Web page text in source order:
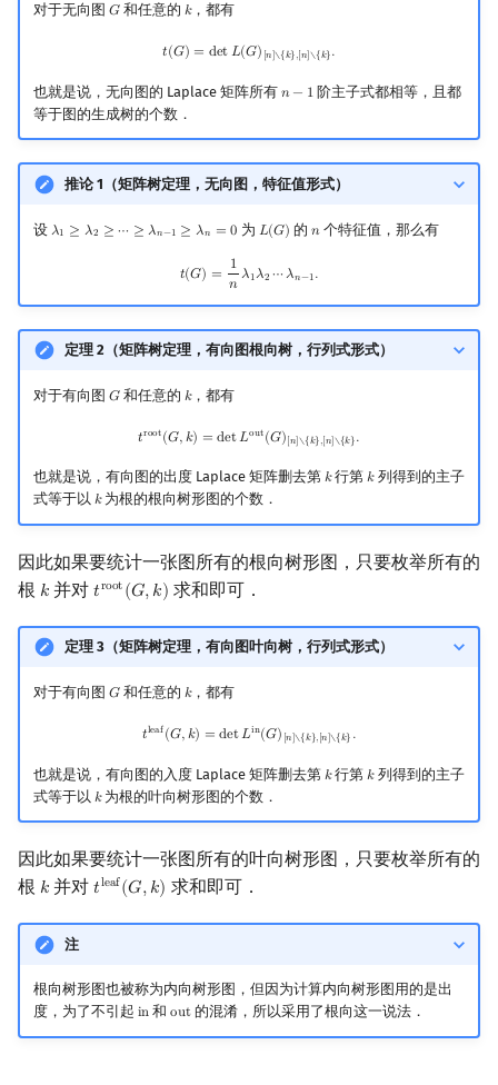
对于无向图 𝐺
G和任意的 𝑘
k，都有
𝑡(𝐺) = det𝐿(𝐺) [𝑛]∖{𝑘},[𝑛]∖{𝑘}.
t(G)=detL( G)[n]∖ k },[n ∖ k}
也就是说，无向图的 Laplace 矩阵所有 𝑛− 1
n−1
阶主子式都相等，且都
等于图的生成树的个数．
推论 1（矩阵树定理，无向图，特征值形式）
设 𝜆1 ≥ 𝜆2 ≥ ⋯ ≥ 𝜆𝑛−1 ≥ 𝜆𝑛 = 0
λ1≥ λ2 ≥⋯ ≥λ n− 1≥ λn=0 为 𝐿(𝐺)
L(G) 的𝑛
n个特征值，那么有
𝑡(𝐺) = 1
𝑛𝜆1𝜆2 ⋯𝜆𝑛−1.
t(G nλ 1 2 n
定理 2（矩阵树定理，有向图根向树，行列式形式）
对于有向图 𝐺
G和任意的 𝑘
k，都有
𝑡root(𝐺,𝑘) = det𝐿out(𝐺)[𝑛]∖{𝑘},[𝑛]∖{𝑘}.
troot(G k) detLout(G)[n] ∖{ k},[ n ]∖ {k
也就是说，有向图的出度 Laplace 矩阵删去第 𝑘
k行第𝑘
k列得到的主子
式等于以 𝑘
k为根的根向树形图的个数．
因此如果要统计一张图所有的根向树形图，只要枚举所有的
根 𝑘
k 并对𝑡root(𝐺,𝑘)
troot(G ,k) 求和即可．
定理 3（矩阵树定理，有向图叶向树，行列式形式）
对于有向图 𝐺
G和任意的 𝑘
k，都有
𝑡leaf(𝐺,𝑘) = det𝐿in(𝐺) [𝑛]∖{𝑘},[𝑛]∖{𝑘} .
tleaf(G k) =detLin(G)[n] ∖ { k}, [ n ]∖ {k
也就是说，有向图的入度 Laplace 矩阵删去第 𝑘
k行第 𝑘
k列得到的主子
式等于以 𝑘
k为根的叶向树形图的个数．
因此如果要统计一张图所有的叶向树形图，只要枚举所有的
根 𝑘
k 并对𝑡leaf(𝐺,𝑘)
tleaf(G ,k) 求和即可．
注
根向树形图也被称为内向树形图，但因为计算内向树形图用的是出
度，为了不引起 in
in 和out
out的混淆，所以采用了根向这一说法．